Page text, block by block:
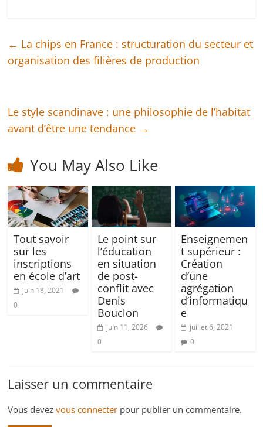
← La chips en France : structuration du secteur et
organisation des filières de production
Le style scandinave : une philosophie de l’habitat
avant d’être une tendance →
You May Also Like
Tout savoir
sur les
inscriptions
en école d’art
juin 18, 2021
0
Le point sur
l’éducation
en situation
de post-
conflit avec
Denis
Bouclon
juin 11, 2026
0
Enseignemen
t supérieur :
Création
d’une
agrégation
d’informatiqu
e
juillet 6, 2021
0
Laisser un commentaire
Vous devezvous connecter pour publier un commentaire.